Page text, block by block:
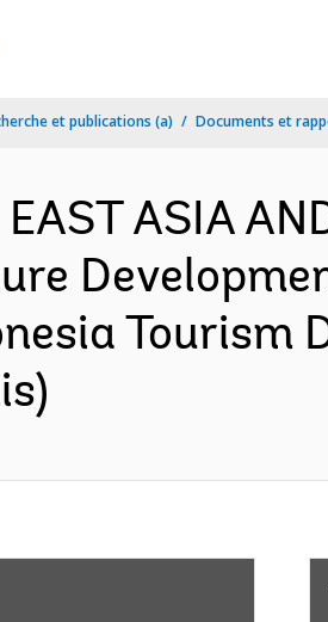
et publications (a) Documents et
ASIA
Tourism